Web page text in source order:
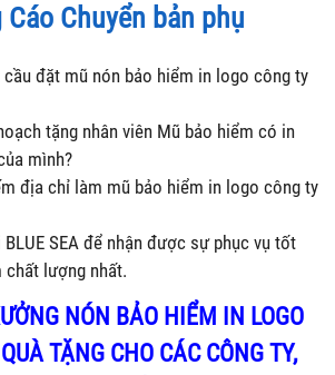
Cáo Chuyển bản phụ
cầu đặt mũ nón bảo hiểm in logo công ty
tặng nhân viên Mũ bảo hiểm có in
mình?
địa chỉ làm mũ bảo hiểm in logo công ty
SEA để nhận được sự phục vụ tốt
chất lượng nhất.
NÓN BẢO HIỂM IN LOGO
TẶNG CHO CÁC CÔNG TY,